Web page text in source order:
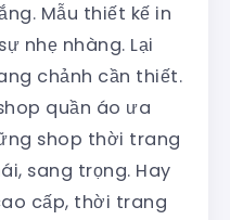
Mẫu thiết kế in
nhẹ nhàng. Lại
chảnh cần thiết.
quần áo ưa
shop thời trang
sang trọng. Hay
cấp, thời trang